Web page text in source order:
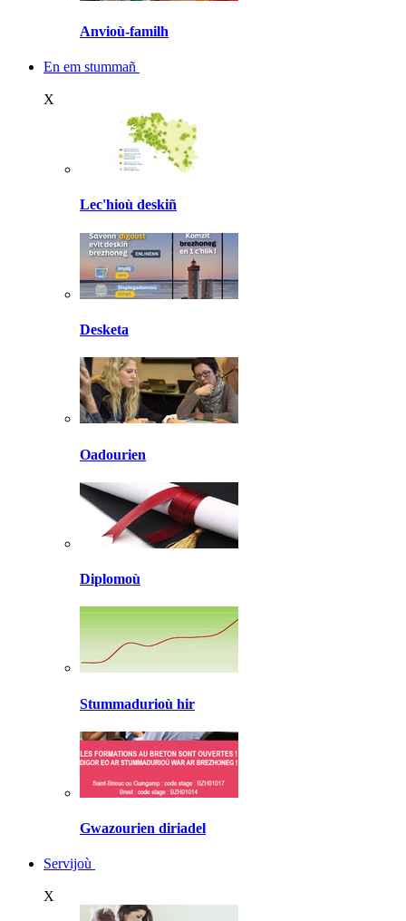
Anvioù-familh
En em stummañ
X
Lec'hioù deskiñ
Desketa
Oadourien
Diplomoù
Stummadurioù hir
Gwazourien diriadel
Servijoù
X